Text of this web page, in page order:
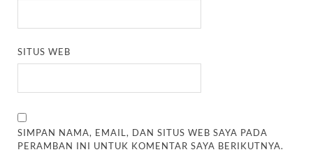
SITUS WEB
SIMPAN NAMA, EMAIL, DAN SITUS WEB SAYA PADA
PERAMBAN INI UNTUK KOMENTAR SAYA BERIKUTNYA.